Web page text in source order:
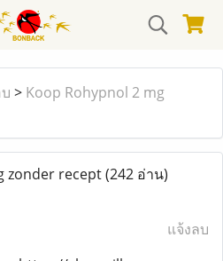
> Koop Rohypnol 2 mg
zonder recept(242 อ่าน)
แจ้งลบ